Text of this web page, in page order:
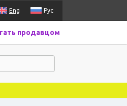
Eng Рус
продавцом